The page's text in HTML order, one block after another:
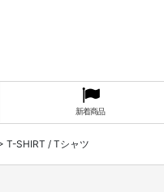
新着商品
T-SHIRT / Tシャツ